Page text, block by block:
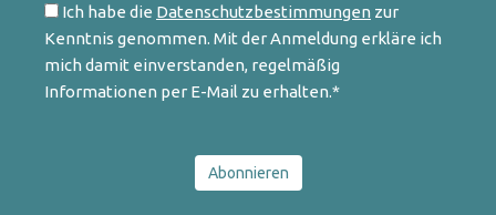
Ich habe die Datenschutzbestimmungen zur
Kenntnis genommen. Mit der Anmeldung erkläre ich
mich damit einverstanden, regelmäßig
Informationen per E-Mail zu erhalten.*